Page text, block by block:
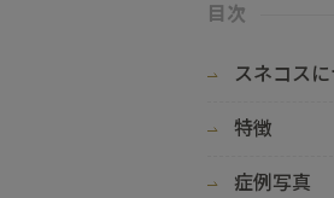
目次
スネコス
特徴
症例写真